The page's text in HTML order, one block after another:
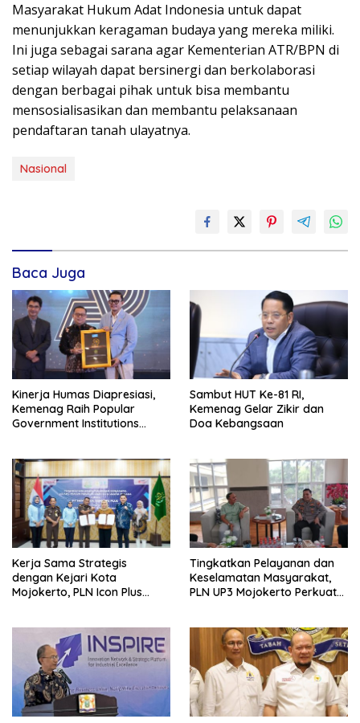
Masyarakat Hukum Adat Indonesia untuk dapat
menunjukkan keragaman budaya yang mereka miliki.
Ini juga sebagai sarana agar Kementerian ATR/BPN di
setiap wilayah dapat bersinergi dan berkolaborasi
dengan berbagai pihak untuk bisa membantu
mensosialisasikan dan membantu pelaksanaan
pendaftaran tanah ulayatnya.
Nasional
Baca Juga
Kinerja Humas Diapresiasi,
Kemenag Raih Popular
Government Institutions
Sambut HUT Ke-81 RI,
Kemenag Gelar Zikir dan
Doa Kebangsaan
Kerja Sama Strategis
dengan Kejari Kota
Mojokerto, PLN Icon Plus
Tingkatkan Pelayanan dan
Keselamatan Masyarakat,
PLN UP3 Mojokerto Perkuat